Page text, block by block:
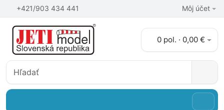
+421/903 434 441 Môj účet
0 pol. · 0,00 €